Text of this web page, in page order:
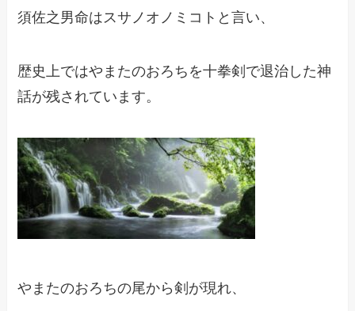
須佐之男命はスサノオノミコトと言い、
歴史上ではやまたのおろちを十拳剣で退治した神
話が残されています。
やまたのおろちの尾から剣が現れ、